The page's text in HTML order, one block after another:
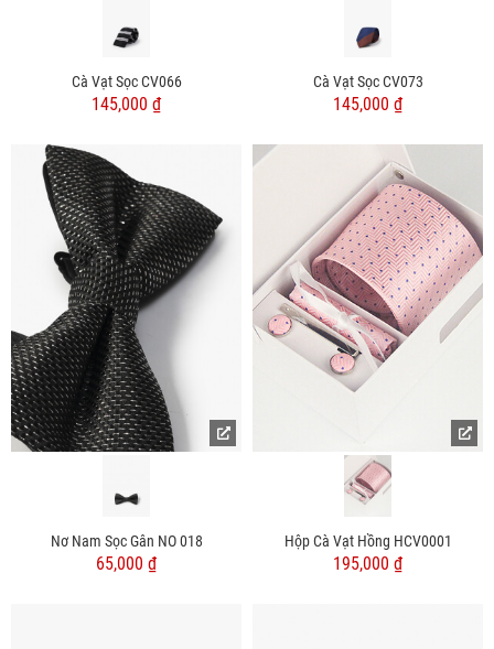
Cà Vạt Sọc CV066
145,000 ₫
Cà Vạt Sọc CV073
145,000 ₫
Nơ Nam Sọc Gân NO 018
65,000 ₫
Hộp Cà Vạt Hồng HCV0001
195,000 ₫